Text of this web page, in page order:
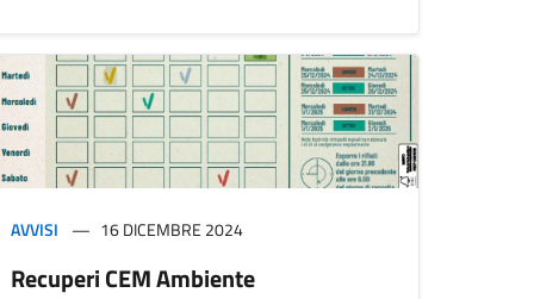
AVVISI 16 DICEMBRE 2024
Recuperi CEM Ambiente